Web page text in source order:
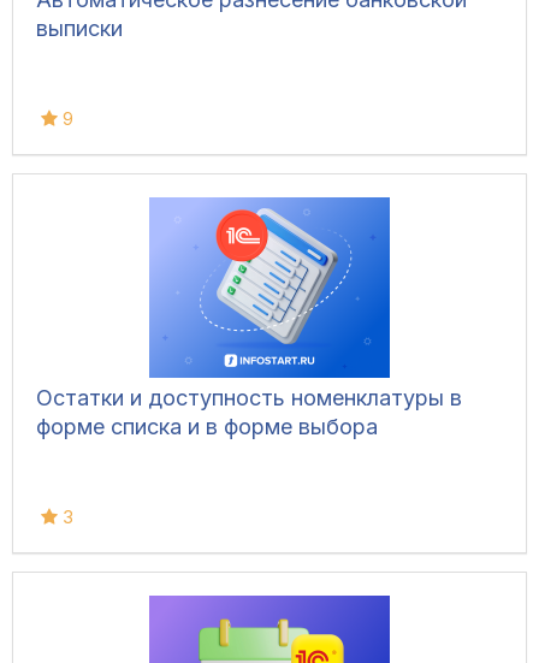
выписки
9
Остатки и доступность номенклатуры в
форме списка и в форме выбора
3